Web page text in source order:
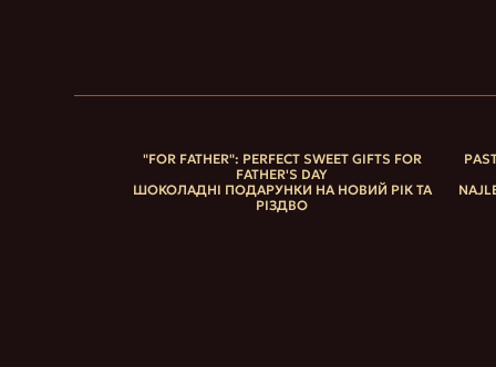
"FOR FATHER": PERFECT SWEET GIFTS FOR
FATHER'S DAY
ШОКОЛАДНІ ПОДАРУНКИ НА НОВИЙ РІК ТА
РІЗДВО